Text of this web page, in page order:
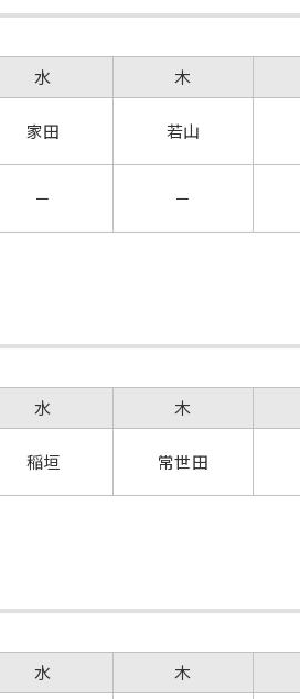
水 木
家田 若山
－ －
水 木
稲垣 常世田
水 木